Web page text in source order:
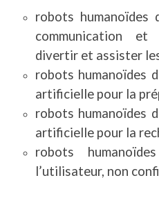
robots
communication et
divertir et assister
robots humanoïdes
artificielle pour la
robots humanoïdes
artificielle pour la
robots
l’utilisateur, non